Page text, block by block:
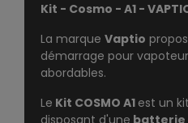
Kit - Cosmo - A1 -
La marque Vaptio
démarrage pour
abordables.
Le Kit COSMO A1 est un
disposant d'une batterie